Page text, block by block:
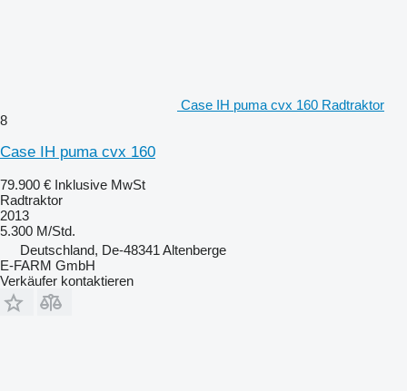
Case IH puma cvx 160 Radtraktor
8
Case IH puma cvx 160
79.900 € Inklusive MwSt
Radtraktor
2013
5.300 M/Std.
Deutschland, De-48341 Altenberge
E-FARM GmbH
Verkäufer kontaktieren